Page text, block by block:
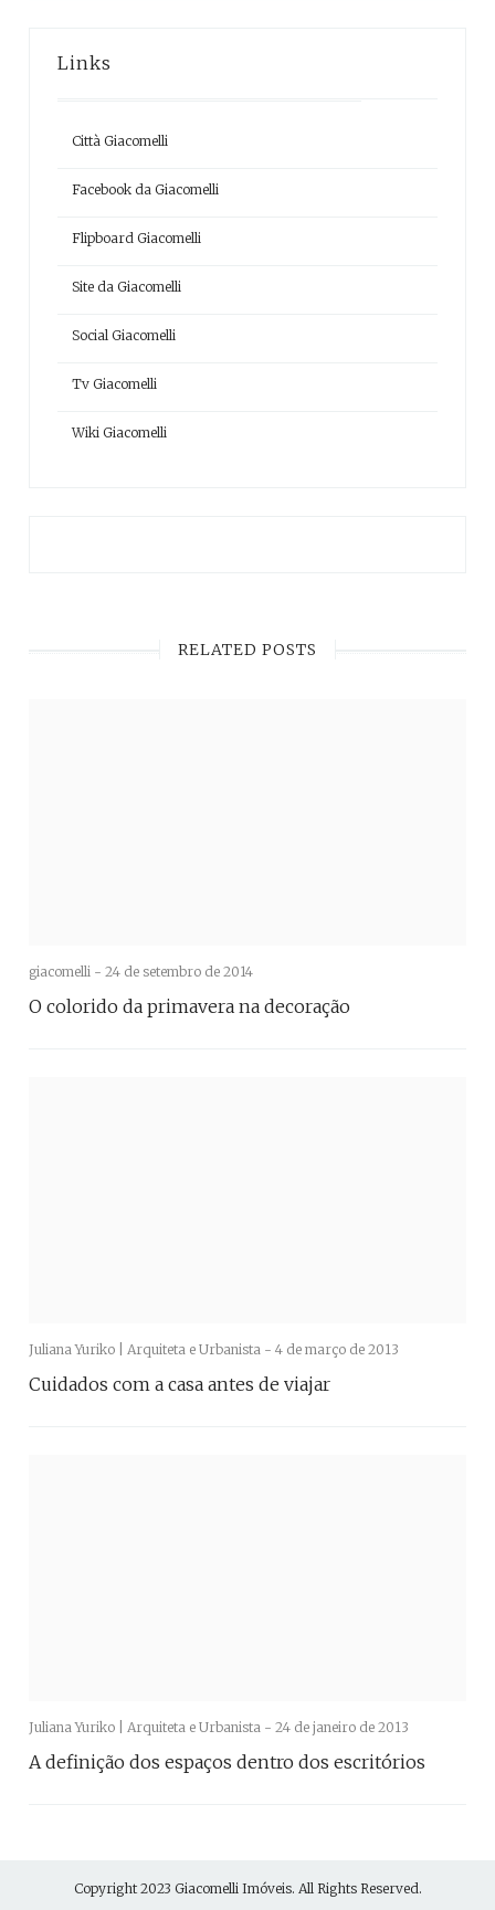
Links
Città Giacomelli
Facebook da Giacomelli
Flipboard Giacomelli
Site da Giacomelli
Social Giacomelli
Tv Giacomelli
Wiki Giacomelli
RELATED POSTS
giacomelli - 24 de setembro de 2014
O colorido da primavera na decoração
Juliana Yuriko | Arquiteta e Urbanista - 4 de março de 2013
Cuidados com a casa antes de viajar
Juliana Yuriko | Arquiteta e Urbanista - 24 de janeiro de 2013
A definição dos espaços dentro dos escritórios
Copyright 2023 Giacomelli Imóveis. All Rights Reserved.